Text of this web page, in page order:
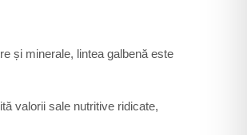
și minerale, lintea galbenă este
valorii sale nutritive ridicate,